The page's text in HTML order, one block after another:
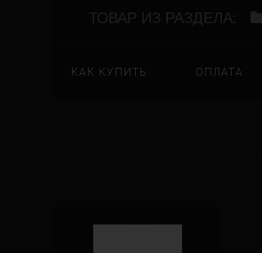
ТОВАР ИЗ РАЗДЕЛА:
КАК КУПИТЬ ОПЛАТА